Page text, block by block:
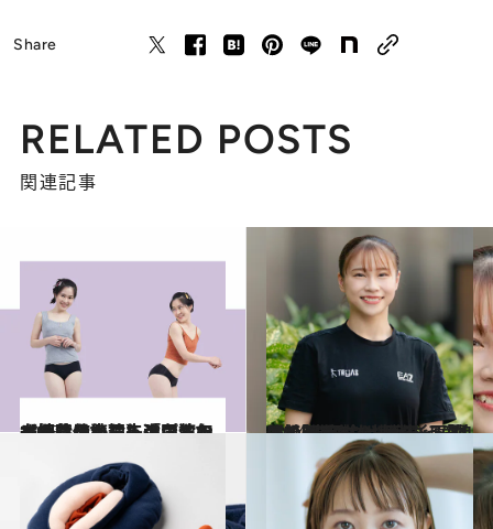
Share
RELATED POSTS
関連記事
2025.1.31
【続きを読む】「台湾の女性はけっこう強いんですよ」使い捨てナプキン一択時代から、ここ数年で一気に生理先進国になった背景
ビューティ＆ヘルス 2024.8.10
体操選手の“レオタード問題”「生理中は 不安」「娘に着せたくないという声も」 元五輪代表・杉原愛子の画期的な挑戦
カルチャー